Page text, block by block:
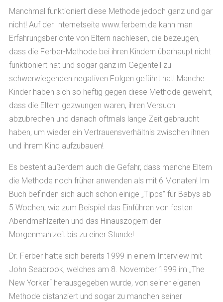
Manchmal funktioniert diese Methode jedoch ganz und gar
nicht! Auf der Internetseite www.ferbern.de kann man
Erfahrungsberichte von Eltern nachlesen, die bezeugen,
dass die Ferber-Methode bei ihren Kindern überhaupt nicht
funktioniert hat und sogar ganz im Gegenteil zu
schwerwiegenden negativen Folgen geführt hat! Manche
Kinder haben sich so heftig gegen diese Methode gewehrt,
dass die Eltern gezwungen waren, ihren Versuch
abzubrechen und danach oftmals lange Zeit gebraucht
haben, um wieder ein Vertrauensverhältnis zwischen ihnen
und ihrem Kind aufzubauen!
Es besteht außerdem auch die Gefahr, dass manche Eltern
die Methode noch früher anwenden als mit 6 Monaten! Im
Buch befinden sich auch schon einige „Tipps“ für Babys ab
5 Wochen, wie zum Beispiel das Einführen von festen
Abendmahlzeiten und das Hinauszögern der
Morgenmahlzeit bis zu einer Stunde!
Dr. Ferber hatte sich bereits 1999 in einem Interview mit
John Seabrook, welches am 8. November 1999 im „The
New Yorker“ herausgegeben wurde, von seiner eigenen
Methode distanziert und sogar zu manchen seiner